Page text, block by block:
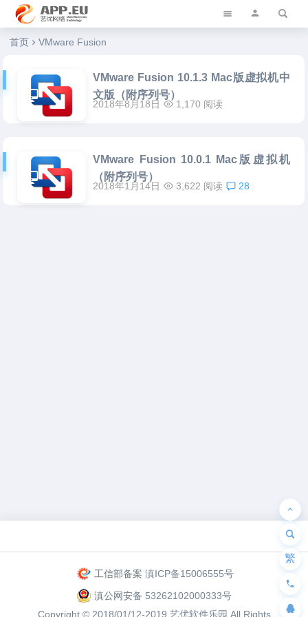
艺优软件乐园
首页 VMware Fusion
VMware Fusion 10.1.3 Mac版虚拟机中
文版（附序列号）
2018年8月18日 1,170 阅读
VMware Fusion 10.0.1 Mac版虚拟机
（附序列号）
2018年1月14日 3,622 阅读 28
工信部备案 滇ICP备15006555号
滇公网安备 53262102000333号
Copyright © 2018/01/12-2019 艺优软件乐园 All Rights
繁